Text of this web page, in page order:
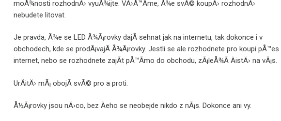
moÅ¾nosti rozhodnÄ› vyuÅ¾ijte. VÄ›Å™Ã­me, Å¾e svÃ© koupÄ› rozhodnÄ›
nebudete litovat.
Je pravda, Å¾e se LED Å¾Ã¡rovky dajÃ­ sehnat jak na internetu, tak dokonce i v
obchodech, kde se prodÃ¡vajÃ­ Å¾Ã¡rovky. Jestli se ale rozhodnete pro koupi pÅ™es
internet, nebo se rozhodnete zajÃ­t pÅ™Ã­mo do obchodu, zÃ¡leÅ¾Ã­ ÄistÄ› na vÃ¡s.
UrÄitÄ› mÃ¡ obojÃ­ svÃ© pro a proti.
Å½Ã¡rovky jsou nÄ›co, bez Äeho se neobejde nikdo z nÃ¡s. Dokonce ani vy.